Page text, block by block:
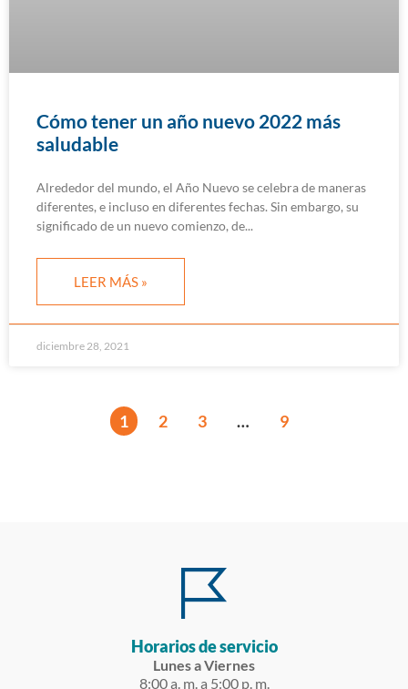
Cómo tener un año nuevo 2022 más
saludable
Alrededor del mundo, el Año Nuevo se celebra de maneras
diferentes, e incluso en diferentes fechas. Sin embargo, su
significado de un nuevo comienzo, de
LEER MÁS »
diciembre 28, 2021
1 2 3 … 9
Horarios de servicio
Lunes a Viernes
8:00 a. m. a 5:00 p. m.